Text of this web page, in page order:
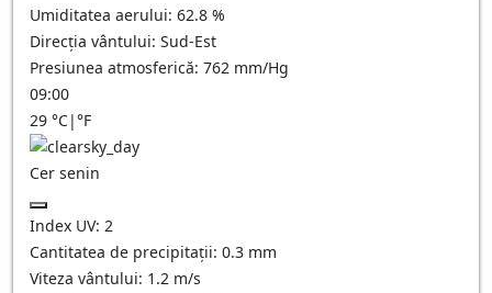
Umiditatea aerului: 62.8 %
Direcția vântului: Sud-Est
Presiunea atmosferică: 762 mm/Hg
09:00
29 °C|°F
Cer senin
Index UV: 2
Cantitatea de precipitații: 0.3 mm
Viteza vântului: 1.2 m/s